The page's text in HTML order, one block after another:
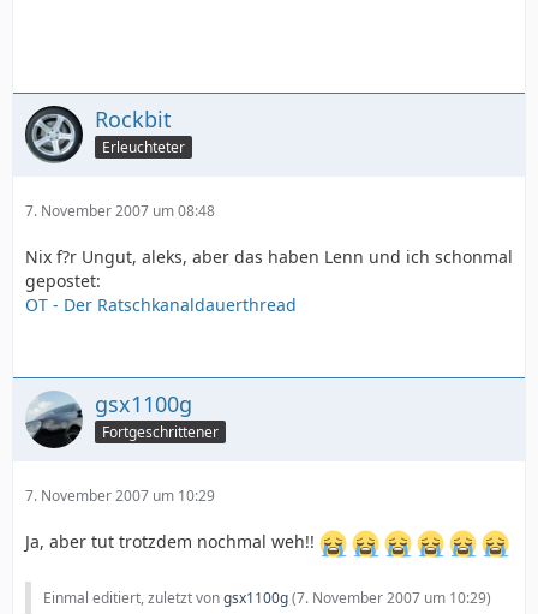
Rockbit
Erleuchteter
7. November 2007 um 08:48
Nix f?r Ungut, aleks, aber das haben Lenn und ich schonmal
gepostet:
OT - Der Ratschkanaldauerthread
gsx1100g
Fortgeschrittener
7. November 2007 um 10:29
Ja, aber tut trotzdem nochmal weh!!
Einmal editiert, zuletzt vongsx1100g(7. November 2007 um 10:29)